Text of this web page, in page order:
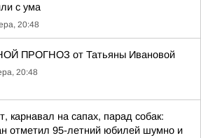
с ума
20:48
ПРОГНОЗ от Татьяны Ивановой
20:48
карнавал на сапах, парад собак:
отметил 95-летний юбилей шумно и